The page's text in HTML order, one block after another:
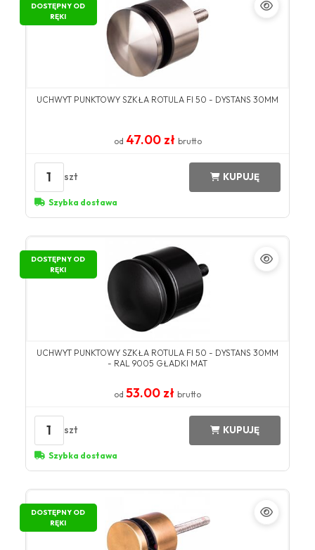
DOSTĘPNY OD
RĘKI
UCHWYT PUNKTOWY SZKŁA ROTULA FI 50 - DYSTANS 30MM
od 47.00 zł brutto
1 szt KUPUJĘ
Szybka dostawa
DOSTĘPNY OD
RĘKI
UCHWYT PUNKTOWY SZKŁA ROTULA FI 50 - DYSTANS 30MM
- RAL 9005 GŁADKI MAT
od 53.00 zł brutto
1 szt KUPUJĘ
Szybka dostawa
DOSTĘPNY OD
RĘKI